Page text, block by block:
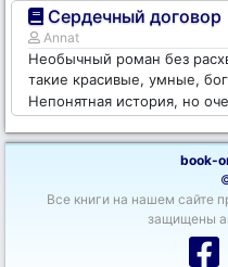
Сердечный договор
Annat
Необычный роман без
такие красивые, умные,
Непонятная история, но
book-
Все книги на нашем сайте
защищены